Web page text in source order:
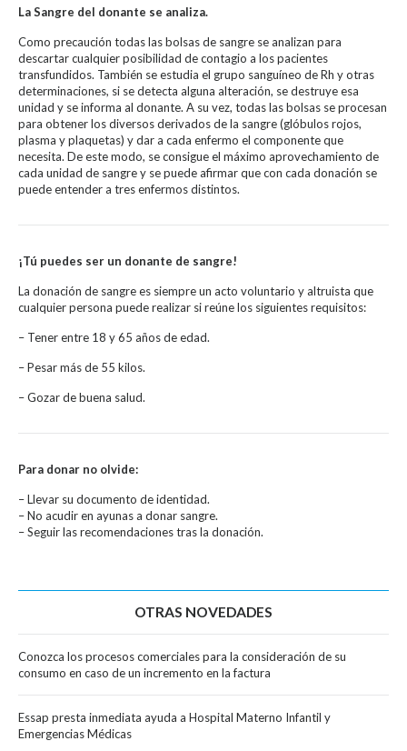
La Sangre del donante se analiza.
Como precaución todas las bolsas de sangre se analizan para
descartar cualquier posibilidad de contagio a los pacientes
transfundidos. También se estudia el grupo sanguíneo de Rh y otras
determinaciones, si se detecta alguna alteración, se destruye esa
unidad y se informa al donante. A su vez, todas las bolsas se procesan
para obtener los diversos derivados de la sangre (glóbulos rojos,
plasma y plaquetas) y dar a cada enfermo el componente que
necesita. De este modo, se consigue el máximo aprovechamiento de
cada unidad de sangre y se puede afirmar que con cada donación se
puede entender a tres enfermos distintos.
¡Tú puedes ser un donante de sangre!
La donación de sangre es siempre un acto voluntario y altruista que
cualquier persona puede realizar si reúne los siguientes requisitos:
– Tener entre 18 y 65 años de edad.
– Pesar más de 55 kilos.
– Gozar de buena salud.
Para donar no olvide:
– Llevar su documento de identidad.
– No acudir en ayunas a donar sangre.
– Seguir las recomendaciones tras la donación.
OTRAS NOVEDADES
Conozca los procesos comerciales para la consideración de su
consumo en caso de un incremento en la factura
Essap presta inmediata ayuda a Hospital Materno Infantil y
Emergencias Médicas